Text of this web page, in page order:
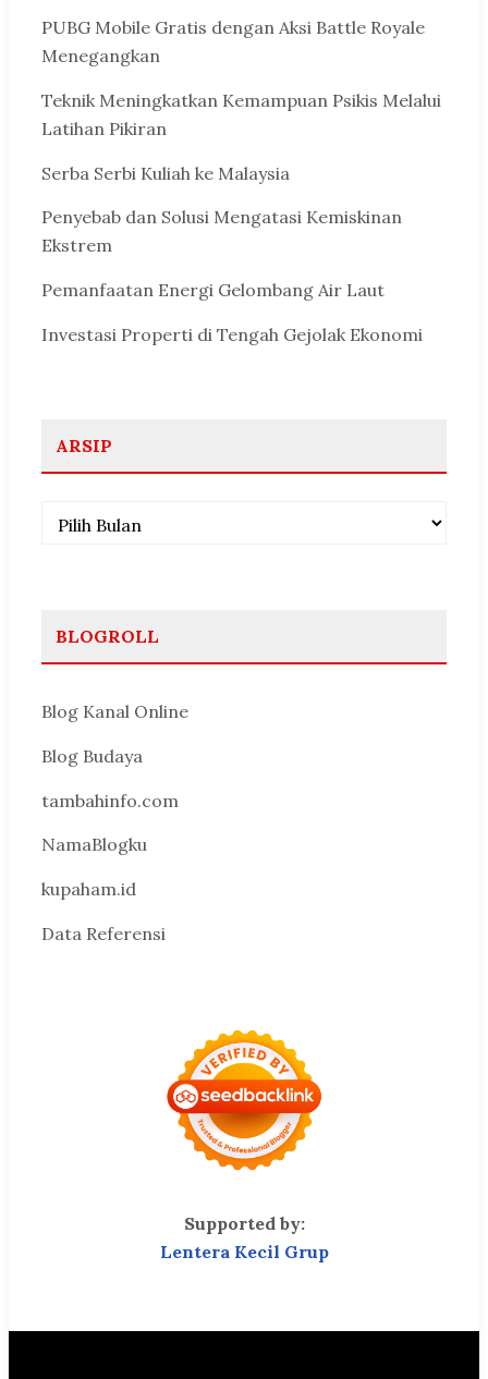
PUBG Mobile Gratis dengan Aksi Battle Royale
Menegangkan
Teknik Meningkatkan Kemampuan Psikis Melalui
Latihan Pikiran
Serba Serbi Kuliah ke Malaysia
Penyebab dan Solusi Mengatasi Kemiskinan
Ekstrem
Pemanfaatan Energi Gelombang Air Laut
Investasi Properti di Tengah Gejolak Ekonomi
ARSIP
Arsip
BLOGROLL
Blog Kanal Online
Blog Budaya
tambahinfo.com
NamaBlogku
kupaham.id
Data Referensi
Supported by:
Lentera Kecil Grup